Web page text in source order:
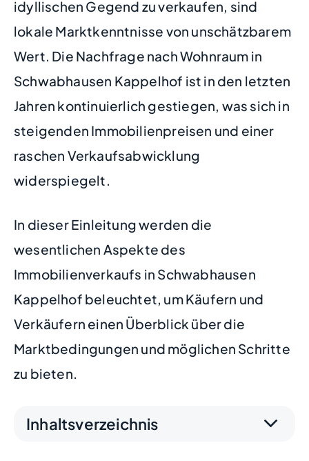
idyllischen Gegend zu verkaufen, sind
lokale Marktkenntnisse von unschätzbarem
Wert. Die Nachfrage nach Wohnraum in
Schwabhausen Kappelhof ist in den letzten
Jahren kontinuierlich gestiegen, was sich in
steigenden Immobilienpreisen und einer
raschen Verkaufsabwicklung
widerspiegelt.
In dieser Einleitung werden die
wesentlichen Aspekte des
Immobilienverkaufs in Schwabhausen
Kappelhof beleuchtet, um Käufern und
Verkäufern einen Überblick über die
Marktbedingungen und möglichen Schritte
zu bieten.
Inhaltsverzeichnis